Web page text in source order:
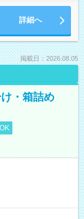
詳細へ
掲載日：2026.08.05
・箱詰め